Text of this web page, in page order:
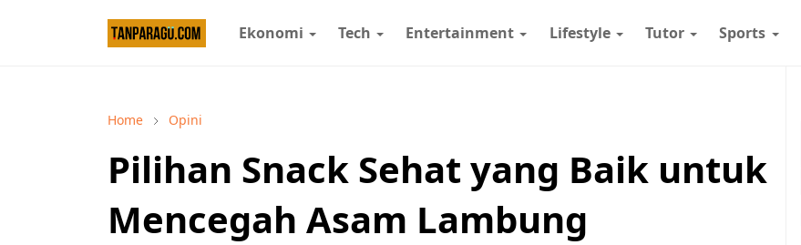
Ekonomi Tech Entertainment Lifestyle Tutor Sports
Home Opini
Pilihan Snack Sehat yang Baik untuk
Mencegah Asam Lambung